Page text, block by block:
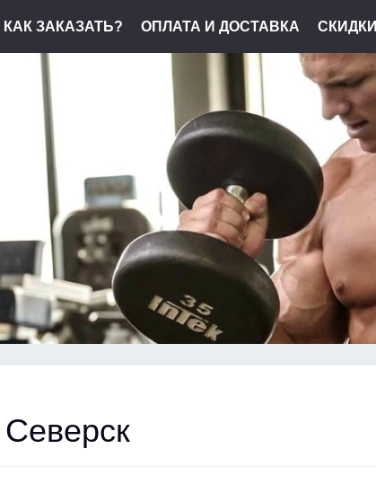
КАК ЗАКАЗАТЬ? ОПЛАТА И ДОСТАВКА СКИДКИ